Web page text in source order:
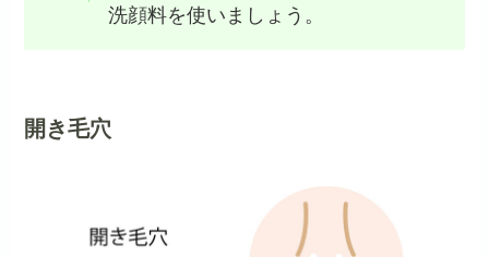
洗顔料を使いましょう。
開き毛穴